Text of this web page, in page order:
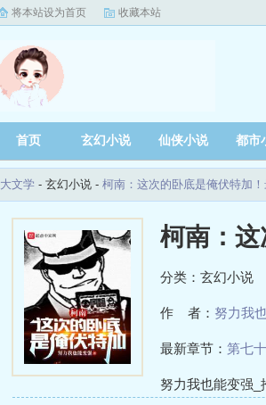
将本站设为首页 收藏本站
首页 玄幻小说 仙侠小说 都市
大文学 - 玄幻小说 - 柯南：这次的卧底是俺伏特加
柯南：这
分类：玄幻小说
作 者： 努力我
最新章节： 第七
努力我也能变强_